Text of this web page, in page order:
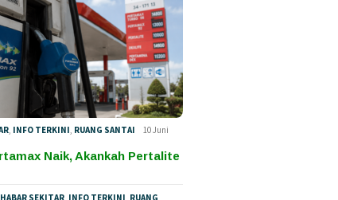
INFO TERKINI RUANG SANTAI
10 Juni
Naik, Akankah Pertalite
HABAR SEKITAR INFO TERKINI RUANG